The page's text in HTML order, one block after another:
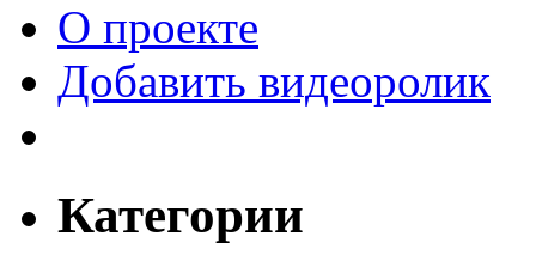
О проекте
Добавить видеоролик
Категории